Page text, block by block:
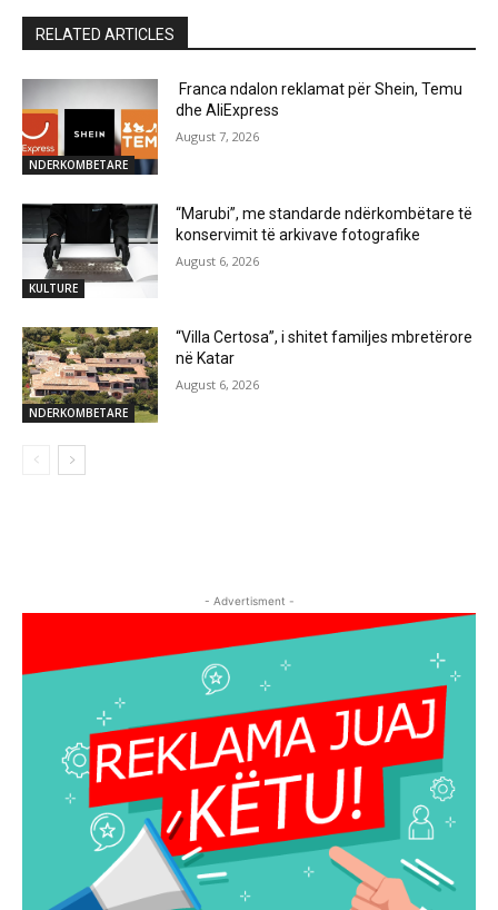
RELATED ARTICLES
NDERKOMBETARE
Franca ndalon reklamat për Shein, Temu
dhe AliExpress
August 7, 2026
KULTURE
“Marubi”, me standarde ndërkombëtare të
konservimit të arkivave fotografike
August 6, 2026
NDERKOMBETARE
“Villa Certosa”, i shitet familjes mbretërore
në Katar
August 6, 2026
- Advertisment -